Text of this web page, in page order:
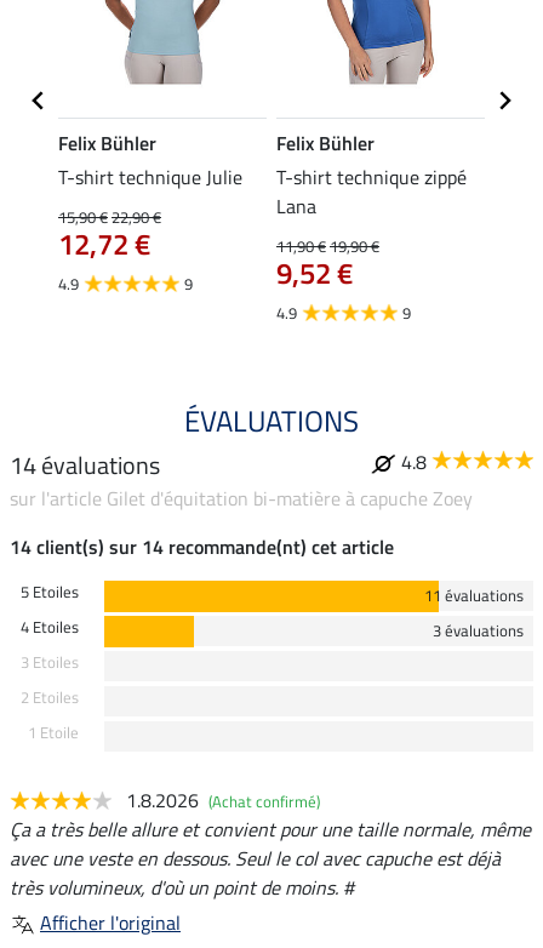
Felix Bühler
T-shirt technique Julie
15,90 €22,90 €
12,72 €
4.9 9
Felix Bühler
T-shirt technique zippé
Lana
11,90 €19,90 €
9,52 €
4.9 9
ÉVALUATIONS
14 évaluations
4.8
sur l'article Gilet d'équitation bi-matière à capuche Zoey
14 client(s) sur 14 recommande(nt) cet article
5 Etoiles
11 évaluations
4 Etoiles
3 évaluations
3 Etoiles
2 Etoiles
1 Etoile
1.8.2026 (Achat confirmé)
Ça a très belle allure et convient pour une taille normale, même
avec une veste en dessous. Seul le col avec capuche est déjà
très volumineux, d'où un point de moins. #
Afficher l'original